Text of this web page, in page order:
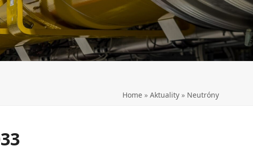
Home» Aktuality» Neutróny